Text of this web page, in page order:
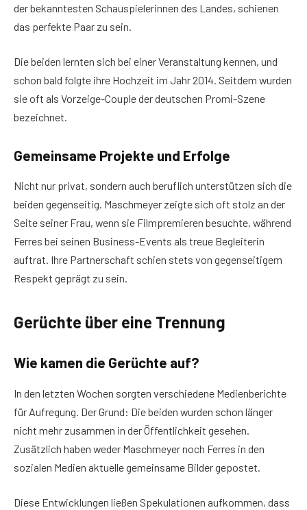
der bekanntesten Schauspielerinnen des Landes, schienen
das perfekte Paar zu sein.
Die beiden lernten sich bei einer Veranstaltung kennen, und
schon bald folgte ihre Hochzeit im Jahr 2014. Seitdem wurden
sie oft als Vorzeige-Couple der deutschen Promi-Szene
bezeichnet.
Gemeinsame Projekte und Erfolge
Nicht nur privat, sondern auch beruflich unterstützen sich die
beiden gegenseitig. Maschmeyer zeigte sich oft stolz an der
Seite seiner Frau, wenn sie Filmpremieren besuchte, während
Ferres bei seinen Business-Events als treue Begleiterin
auftrat. Ihre Partnerschaft schien stets von gegenseitigem
Respekt geprägt zu sein.
Gerüchte über eine Trennung
Wie kamen die Gerüchte auf?
In den letzten Wochen sorgten verschiedene Medienberichte
für Aufregung. Der Grund: Die beiden wurden schon länger
nicht mehr zusammen in der Öffentlichkeit gesehen.
Zusätzlich haben weder Maschmeyer noch Ferres in den
sozialen Medien aktuelle gemeinsame Bilder gepostet.
Diese Entwicklungen ließen Spekulationen aufkommen, dass